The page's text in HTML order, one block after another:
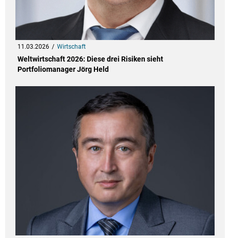
11.03.2026 Wirtschaft
Weltwirtschaft 2026: Diese drei Risiken sieht
Portfoliomanager Jörg Held